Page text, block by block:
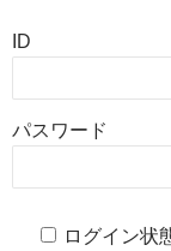
ID
パスワード
ログイン状